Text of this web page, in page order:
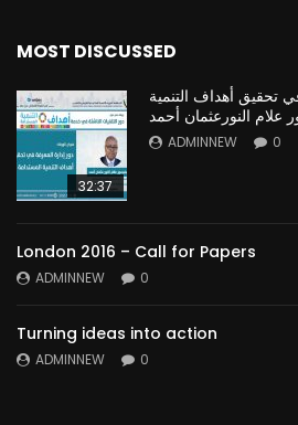
MOST DISCUSSED
32:37
تحقيق أهداف التنمية
علام النورعثمان أحمد
ADMINNEW 0
London 2016 – Call for Papers
ADMINNEW 0
Turning ideas into action
ADMINNEW 0